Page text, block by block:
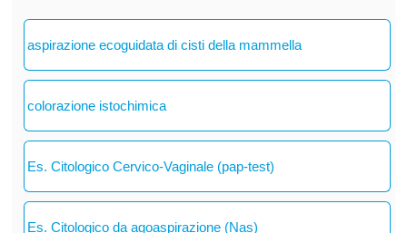
aspirazione ecoguidata di cisti della mammella
colorazione istochimica
Es. Citologico Cervico-Vaginale (pap-test)
Es. Citologico da agoaspirazione (Nas)